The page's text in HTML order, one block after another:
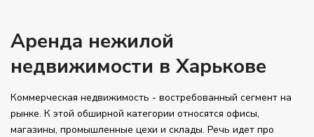
Аренда нежилой
недвижимости в Харькове
Коммерческая недвижимость - востребованный сегмент на
рынке. К этой обширной категории относятся офисы,
магазины, промышленные цехи и склады. Речь идет про